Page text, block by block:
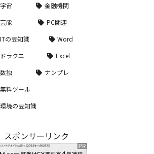
宇宙
金融機関
芸能
PC関連
ITの豆知識
Word
ドラクエ
Excel
数独
ナンプレ
無料ツール
環境の豆知識
スポンサーリンク